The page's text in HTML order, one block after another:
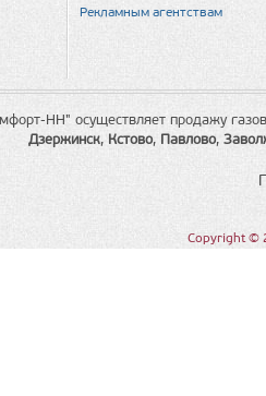
Рекламным агентствам
НН" осуществляет продажу
Дзержинск, Кстово, Павлово,
Copyright ©